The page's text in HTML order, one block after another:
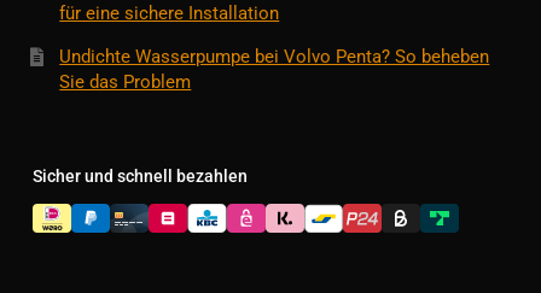
für eine sichere Installation
Undichte Wasserpumpe bei Volvo Penta? So beheben
Sie das Problem
Sicher und schnell bezahlen